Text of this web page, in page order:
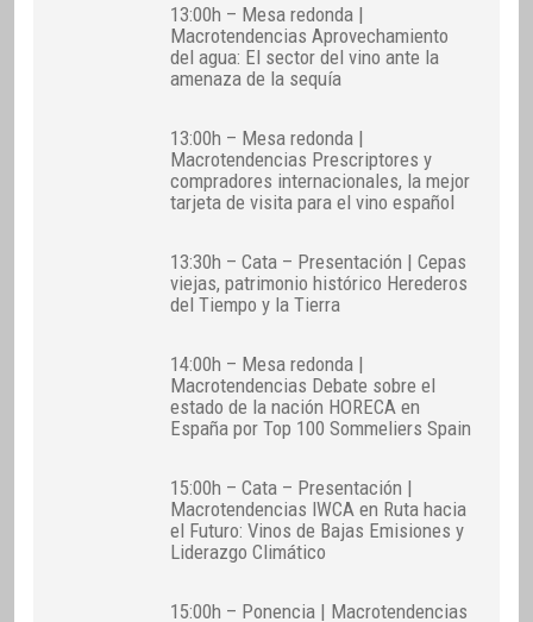
13:00h – Mesa redonda |
Macrotendencias Aprovechamiento
del agua: El sector del vino ante la
amenaza de la sequía
13:00h – Mesa redonda |
Macrotendencias Prescriptores y
compradores internacionales, la mejor
tarjeta de visita para el vino español
13:30h – Cata – Presentación | Cepas
viejas, patrimonio histórico Herederos
del Tiempo y la Tierra
14:00h – Mesa redonda |
Macrotendencias Debate sobre el
estado de la nación HORECA en
España por Top 100 Sommeliers Spain
15:00h – Cata – Presentación |
Macrotendencias IWCA en Ruta hacia
el Futuro: Vinos de Bajas Emisiones y
Liderazgo Climático
15:00h – Ponencia | Macrotendencias